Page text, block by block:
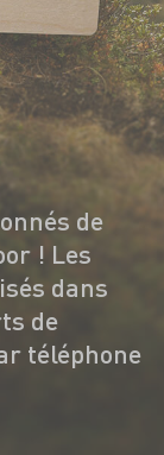
de
! Les
dans
de
téléphone